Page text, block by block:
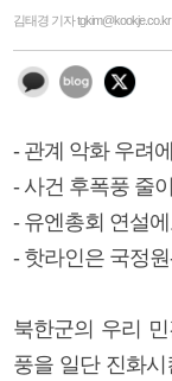
김태경 기자 tgkim@kookje.co.kr
- 관계 악화 우려
- 사건 후폭풍 줄
- 유엔총회 연설
- 핫라인은 국정
북한군의 우리
풍을 일단 진화